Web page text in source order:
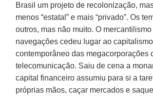
Brasil um projeto de recolonização,
menos “estatal” e mais “privado”. Os
outros, mas não muito. O
navegações cedeu lugar ao
contemporâneo das megacorporações
telecomunicação. Saiu de cena a
capital financeiro assumiu para si a
próprias mãos, caçar mercados e